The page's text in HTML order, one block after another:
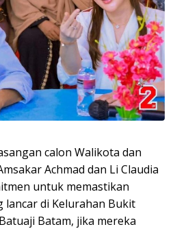
calon Walikota dan
Achmad dan Li Claudia
untuk memastikan
lancar di Kelurahan Bukit
Batam, jika mereka